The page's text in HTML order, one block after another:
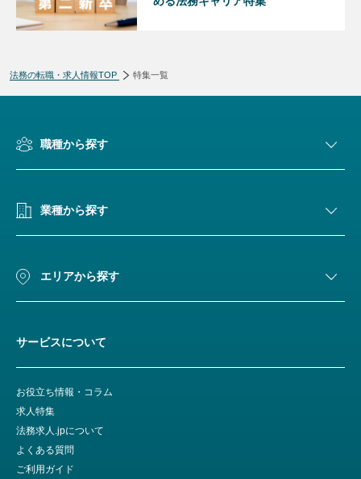
法務の転職・求人情報TOP 特集一覧
職種から探す
業種から探す
エリアから探す
サービスについて
お役立ち情報・コラム
求人特集
法務求人.jpについて
よくある質問
ご利用ガイド